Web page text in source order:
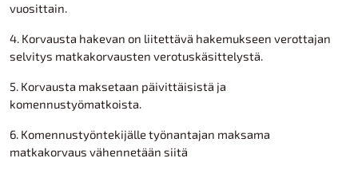
vuosittain.
4. Korvausta hakevan on liitettävä hakemukseen verottajan
selvitys matkakorvausten verotuskäsittelystä.
5. Korvausta maksetaan päivittäisistä ja
komennustyömatkoista.
6. Komennustyöntekijälle työnantajan maksama
matkakorvaus vähennetään siitä